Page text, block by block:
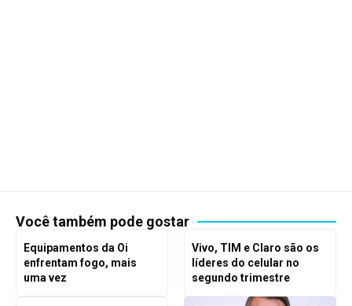
Você também pode gostar
Equipamentos da Oi
enfrentam fogo, mais
uma vez
Vivo, TIM e Claro são os
líderes do celular no
segundo trimestre